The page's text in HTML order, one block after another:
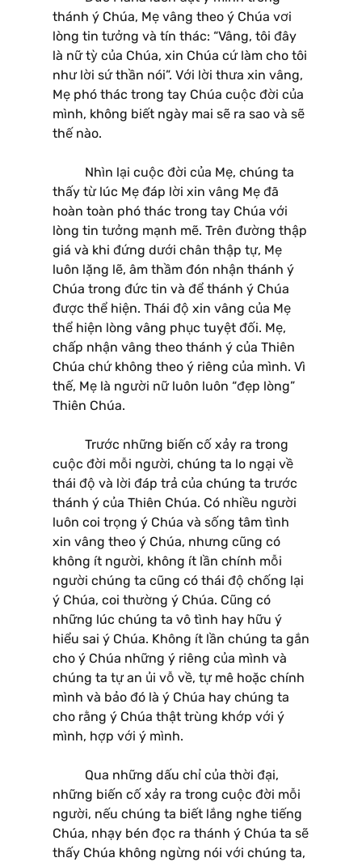
thánh ý Chúa, Mẹ vâng theo ý Chúa vơi
lòng tin tưởng và tín thác: “Vâng, tôi đây
là nữ tỳ của Chúa, xin Chúa cứ làm cho tôi
như lời sứ thần nói”. Với lời thưa xin vâng,
Mẹ phó thác trong tay Chúa cuộc đời của
mình, không biết ngày mai sẽ ra sao và sẽ
thế nào.
Nhìn lại cuộc đời của Mẹ, chúng ta
thấy từ lúc Mẹ đáp lời xin vâng Mẹ đã
hoàn toàn phó thác trong tay Chúa với
lòng tin tưởng mạnh mẽ. Trên đường thập
giá và khi đứng dưới chân thập tự, Mẹ
luôn lặng lẽ, âm thầm đón nhận thánh ý
Chúa trong đức tin và để thánh ý Chúa
được thể hiện. Thái độ xin vâng của Mẹ
thể hiện lòng vâng phục tuyệt đối. Mẹ,
chấp nhận vâng theo thánh ý của Thiên
Chúa chứ không theo ý riêng của mình. Vì
thế, Mẹ là người nữ luôn luôn “đẹp lòng”
Thiên Chúa.
Trước những biến cố xảy ra trong
cuộc đời mỗi người, chúng ta lo ngại về
thái độ và lời đáp trả của chúng ta trước
thánh ý của Thiên Chúa. Có nhiều người
luôn coi trọng ý Chúa và sống tâm tình
xin vâng theo ý Chúa, nhưng cũng có
không ít người, không ít lần chính mỗi
người chúng ta cũng có thái độ chống lại
ý Chúa, coi thường ý Chúa. Cũng có
những lúc chúng ta vô tình hay hữu ý
hiểu sai ý Chúa. Không ít lần chúng ta gắn
cho ý Chúa những ý riêng của mình và
chúng ta tự an ủi vỗ về, tự mê hoặc chính
mình và bảo đó là ý Chúa hay chúng ta
cho rằng ý Chúa thật trùng khớp với ý
mình, hợp với ý mình.
Qua những dấu chỉ của thời đại,
những biến cố xảy ra trong cuộc đời mỗi
người, nếu chúng ta biết lắng nghe tiếng
Chúa, nhạy bén đọc ra thánh ý Chúa ta sẽ
thấy Chúa không ngừng nói với chúng ta,